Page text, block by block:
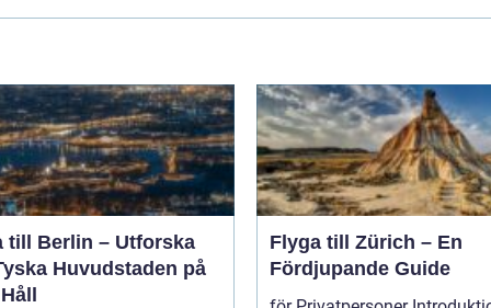
till Berlin – Utforska
Huvudstaden på
Flyga till Zürich – En
Fördjupande Guide